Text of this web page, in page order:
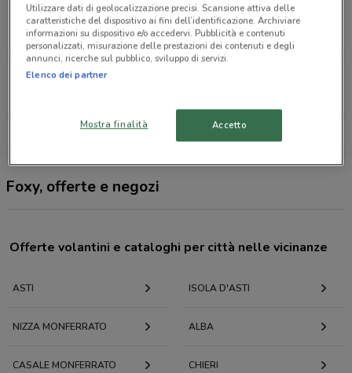
Via A. Monti, 2 Asti
1.7 km
CHIUSO
Piazza Leonardo da Vinci, 23 Asti
Tutti i negozi Foxy
Foxy, offerte e negozi
Offerte volantini e cataloghi per città nelle vicinanze
ASTI ISOLA D'ASTI
NIZZA MONFERRATO ALBA
CASALE MONFERRATO CHIERI
Utilizzare dati di geolocalizzazione precisi. Scansione attiva delle
caratteristiche del dispositivo ai fini dell’identificazione. Archiviare
informazioni su dispositivo e/o accedervi. Pubblicità e contenuti
personalizzati, misurazione delle prestazioni dei contenuti e degli
annunci, ricerche sul pubblico, sviluppo di servizi.
Elenco dei partner
Mostra finalità Accetto